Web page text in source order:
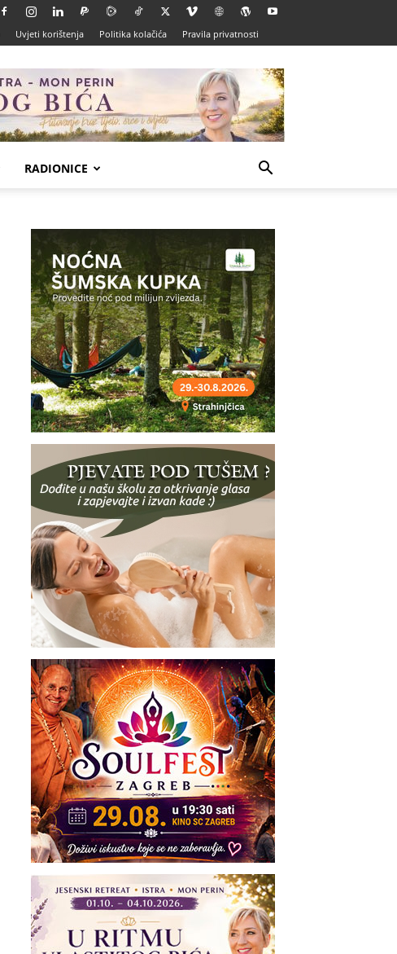
Uvjeti korištenja Politika kolačića Pravila privatnosti
RADIONICE